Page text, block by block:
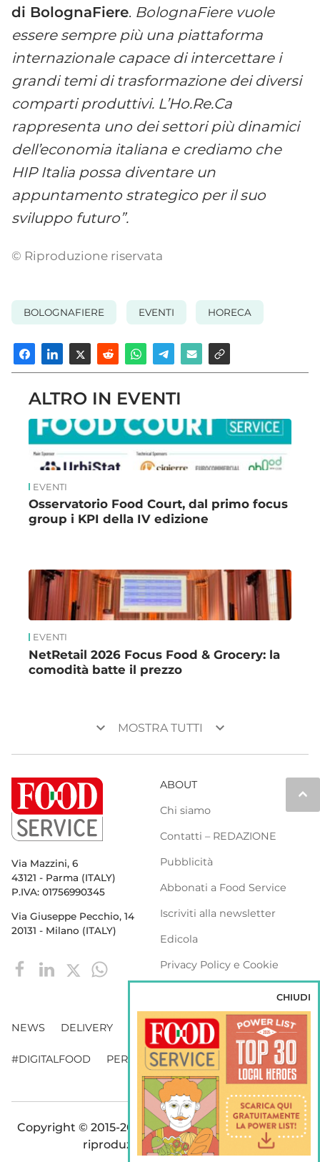
di BolognaFiere. BolognaFiere vuole
essere sempre più una piattaforma
internazionale capace di intercettare i
grandi temi di trasformazione dei diversi
comparti produttivi. L’Ho.Re.Ca
rappresenta uno dei settori più dinamici
dell’economia italiana e crediamo che
HIP Italia possa diventare un
appuntamento strategico per il suo
sviluppo futuro”.
© Riproduzione riservata
BOLOGNAFIERE EVENTI HORECA
ALTRO IN EVENTI
EVENTI
Osservatorio Food Court, dal primo focus
group i KPI della IV edizione
EVENTI
NetRetail 2026 Focus Food & Grocery: la
comodità batte il prezzo
keyboard_arrow_down MOSTRA TUTTI keyboard_arrow_down
keyboard_arrow_up
Via Mazzini, 6
43121 - Parma (ITALY)
P.IVA: 01756990345
Via Giuseppe Pecchio, 14
20131 - Milano (ITALY)
ABOUT
Chi siamo
Contatti – REDAZIONE
Pubblicità
Abbonati a Food Service
Iscriviti alla newsletter
Edicola
Privacy Policy e Cookie
NEWS DELIVERY DISTRIBUZIONE
#DIGITALFOOD PERSONE WEBINAR VENDING
Copyright © 2015-2026 FOOD S.r.l. - Tutti i diritti di
riproduzione sono riservati
CHIUDI